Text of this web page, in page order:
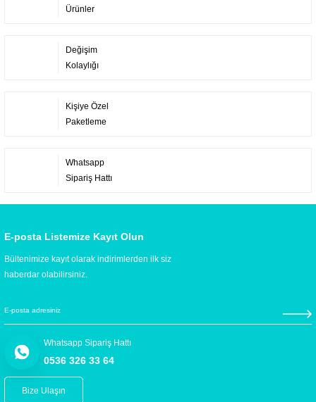
Ürünler
Değişim
Kolaylığı
Kişiye Özel
Paketleme
Whatsapp
Sipariş Hattı
E-posta Listemize Kayıt Olun
Bültenimize kayıt olarak indirimlerden ilk siz
haberdar olabilirsiniz.
Whatsapp Sipariş Hattı
0536 326 33 64
Bize Ulaşın